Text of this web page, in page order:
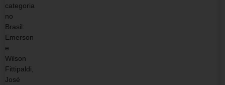
categoria
no
Brasil:
Emerson
e
Wilson
Fittipaldi,
José